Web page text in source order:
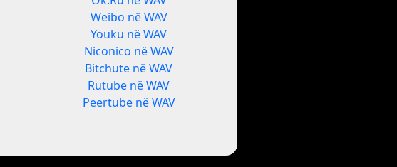
Weibo në WAV
Youku në WAV
Niconico në WAV
Bitchute në WAV
Rutube në WAV
Peertube në WAV